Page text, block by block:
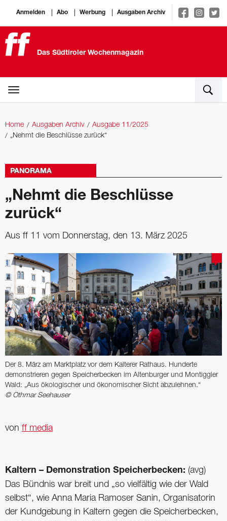
Anmelden Abo Werbung Ausgaben Archiv
Das Südtiroler Wochenmagazin
Home Ausgaben Archiv
Ausgabe 11/2025
„Nehmt die Beschlüsse zurück“
PANORAMA
„Nehmt die Beschlüsse
zurück“
Aus ff 11 vom Donnerstag, den 13. März 2025
Der 8. März am Marktplatz vor dem Kalterer Rathaus. Hunderte
demonstrieren gegen Speicherbecken im Altenburger und Montiggler
Wald: „Aus ökologischer und ökonomischer Sicht abzulehnen.“
© Othmar Seehauser
von ff media
Kaltern – Demonstration Speicherbecken: (avg)
Das Bündnis war breit und „so vielfältig wie der Wald
selbst“, wie Anna Maria Ramoser Sanin, Organisatorin
der Kundgebung in Kaltern gegen die Speicherbecken,